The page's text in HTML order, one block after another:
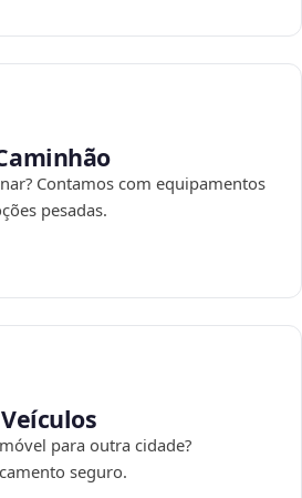
Contamos com equipamentos
pesadas.
para outra cidade?
seguro.